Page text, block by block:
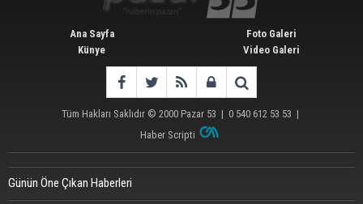
Ana Sayfa
Künye
Foto Galeri
Video Galeri
Tüm Hakları Saklıdır © 2000 Pazar 53 | 0 540 612 53 53 |
Haber Scripti
Günün Öne Çıkan Haberleri